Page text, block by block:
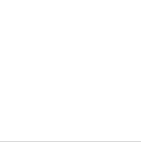
أمني في العراق..